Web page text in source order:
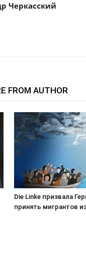
Черкасский
FROM AUTHOR
Die Linke призвала
принять мигрантов